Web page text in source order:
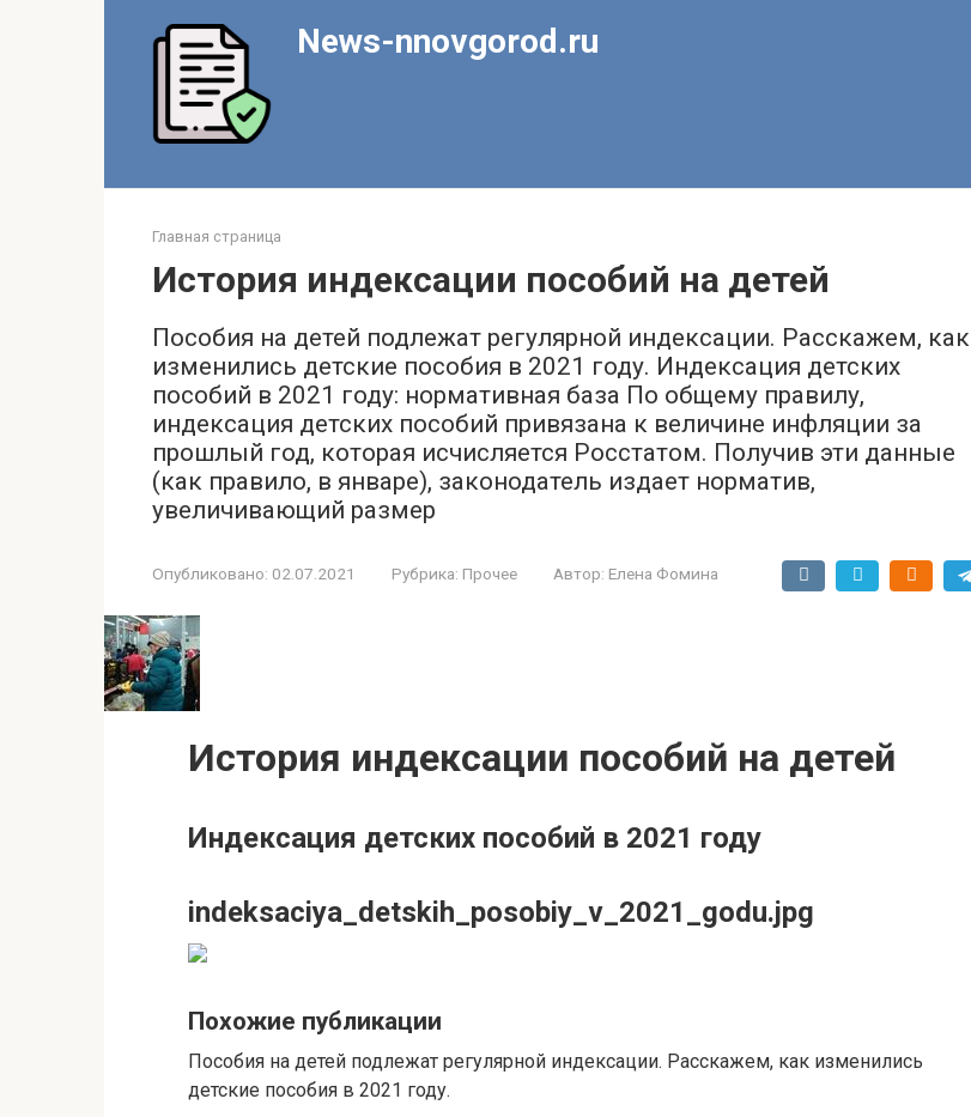
News-nnovgorod.ru
Главная страница
История индексации пособий на детей
Пособия на детей подлежат регулярной индексации. Расскажем, как
изменились детские пособия в 2021 году. Индексация детских
пособий в 2021 году: нормативная база По общему правилу,
индексация детских пособий привязана к величине инфляции за
прошлый год, которая исчисляется Росстатом. Получив эти данные
(как правило, в январе), законодатель издает норматив,
увеличивающий размер
Опубликовано: 02.07.2021 Рубрика: Прочее Автор: Елена Фомина
История индексации пособий на детей
Индексация детских пособий в 2021 году
indeksaciya_detskih_posobiy_v_2021_godu.jpg
Похожие публикации
Пособия на детей подлежат регулярной индексации. Расскажем, как изменились
детские пособия в 2021 году.